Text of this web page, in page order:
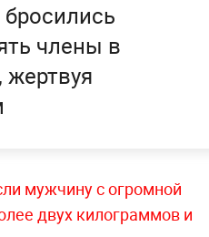
члены в
жертвуя
мужчину с огромной
двух килограммов и